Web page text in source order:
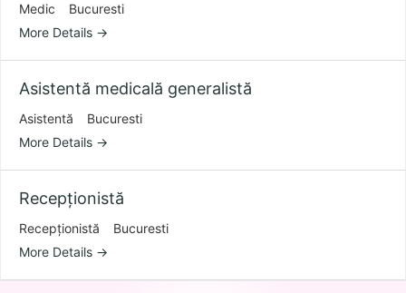
Medic
Bucuresti
More Details
Asistentă medicală generalistă
Asistentă
Bucuresti
More Details
Recepționistă
Recepționistă
Bucuresti
More Details